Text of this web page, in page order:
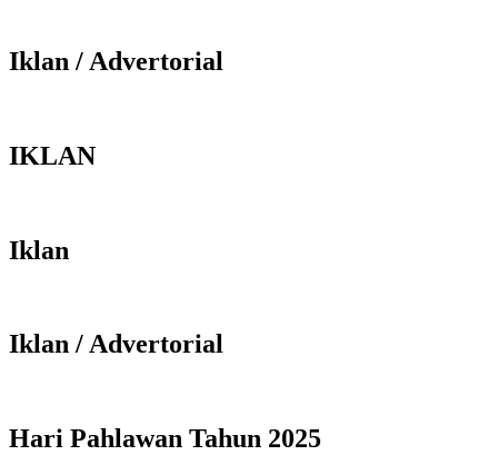
Iklan / Advertorial
IKLAN
Iklan
Iklan / Advertorial
Hari Pahlawan Tahun 2025